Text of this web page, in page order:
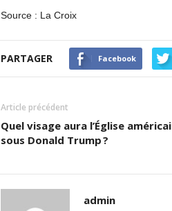
Source : La Croix
PARTAGER Facebook
Article précédent
Quel visage aura l’Église
sous Donald Trump ?
admin